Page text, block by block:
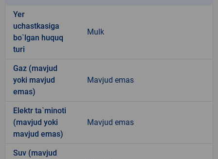
Yer
uchastkasiga
bo`lgan huquq
turi
Mulk
Gaz (mavjud
yoki mavjud
emas)
Mavjud emas
Elektr ta`minoti
(mavjud yoki
mavjud emas)
Mavjud emas
Suv (mavjud